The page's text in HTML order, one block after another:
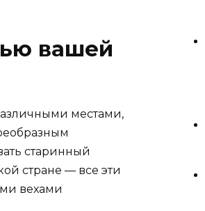
вашей
местами,
старинный
стране — все эти
вехами